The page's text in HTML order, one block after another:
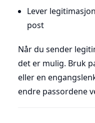
Lever
post
Når du sender
det er mulig. Bruk
eller en
endre passordene